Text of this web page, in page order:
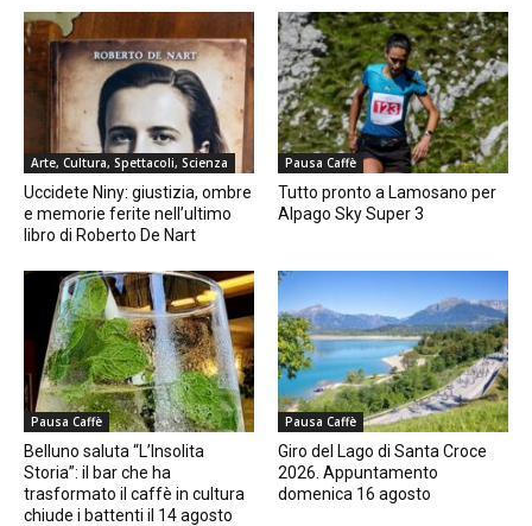
Arte, Cultura, Spettacoli, Scienza
Uccidete Niny: giustizia, ombre
e memorie ferite nell’ultimo
libro di Roberto De Nart
Pausa Caffè
Tutto pronto a Lamosano per
Alpago Sky Super 3
Pausa Caffè
Belluno saluta “L’Insolita
Storia”: il bar che ha
trasformato il caffè in cultura
chiude i battenti il 14 agosto
Pausa Caffè
Giro del Lago di Santa Croce
2026. Appuntamento
domenica 16 agosto